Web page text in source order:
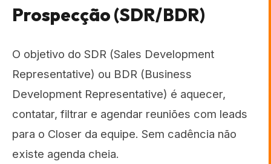
Prospecção (SDR/BDR)
O objetivo do SDR (Sales Development
Representative) ou BDR (Business
Development Representative) é aquecer,
contatar, filtrar e agendar reuniões com leads
para o Closer da equipe. Sem cadência não
existe agenda cheia.